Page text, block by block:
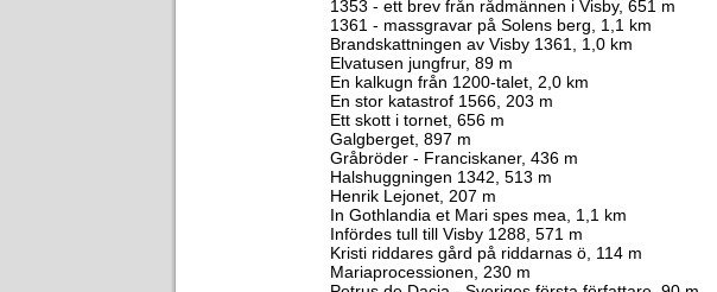
1353 - ett brev från rådmännen i Visby, 651 m
1361 - massgravar på Solens berg, 1,1 km
Brandskattningen av Visby 1361, 1,0 km
Elvatusen jungfrur, 89 m
En kalkugn från 1200-talet, 2,0 km
En stor katastrof 1566, 203 m
Ett skott i tornet, 656 m
Galgberget, 897 m
Gråbröder - Franciskaner, 436 m
Halshuggningen 1342, 513 m
Henrik Lejonet, 207 m
In Gothlandia et Mari spes mea, 1,1 km
Infördes tull till Visby 1288, 571 m
Kristi riddares gård på riddarnas ö, 114 m
Mariaprocessionen, 230 m